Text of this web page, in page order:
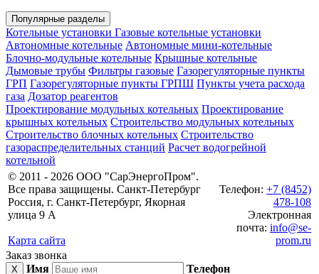
Популярные разделы
Котельные установки Газовые котельные установки
Автономные котельные Автономные мини-котельные
Блочно-модульные котельные Крышные котельные
Дымовые трубы Фильтры газовые Газорегуляторные пункты
ГРП Газорегуляторные пункты ГРПШ Пункты учета расхода
газа Дозатор реагентов
Проектирование модульных котельных Проектирование
крышных котельных Строительство модульных котельных
Строительство блочных котельных Строительство
газораспределительных станций Расчет водогрейной
котельной
© 2011 - 2026 ООО "СарЭнергоПром".
Все права защищены. Санкт-Петербург
Россия, г. Санкт-Петербург, Якорная
улица 9 А
Карта сайта
Телефон: +7 (8452)
478-108
Электронная
почта: info@se-
prom.ru
Заказ звонка
X Имя Телефон